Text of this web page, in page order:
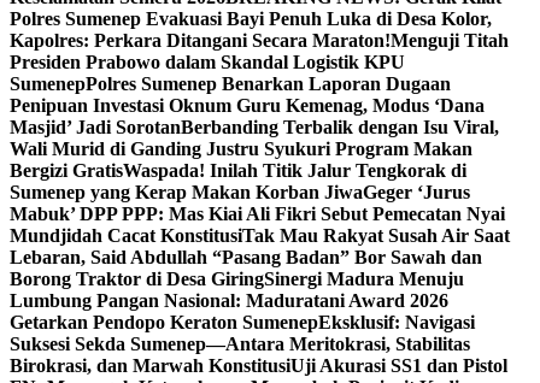
Polres Sumenep Evakuasi Bayi Penuh Luka di Desa Kolor,
Kapolres: Perkara Ditangani Secara Maraton!Menguji Titah
Presiden Prabowo dalam Skandal Logistik KPU
SumenepPolres Sumenep Benarkan Laporan Dugaan
Penipuan Investasi Oknum Guru Kemenag, Modus ‘Dana
Masjid’ Jadi SorotanBerbanding Terbalik dengan Isu Viral,
Wali Murid di Ganding Justru Syukuri Program Makan
Bergizi GratisWaspada! Inilah Titik Jalur Tengkorak di
Sumenep yang Kerap Makan Korban JiwaGeger ‘Jurus
Mabuk’ DPP PPP: Mas Kiai Ali Fikri Sebut Pemecatan Nyai
Mundjidah Cacat KonstitusiTak Mau Rakyat Susah Air Saat
Lebaran, Said Abdullah “Pasang Badan” Bor Sawah dan
Borong Traktor di Desa GiringSinergi Madura Menuju
Lumbung Pangan Nasional: Maduratani Award 2026
Getarkan Pendopo Keraton SumenepEksklusif: Navigasi
Suksesi Sekda Sumenep—Antara Meritokrasi, Stabilitas
Birokrasi, dan Marwah KonstitusiUji Akurasi SS1 dan Pistol